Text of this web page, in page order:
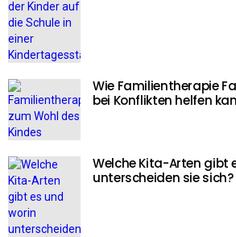
Wie Familientherapie
bei Konflikten helfen
Welche Kita-Arten gibt
unterscheiden sie sich?